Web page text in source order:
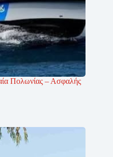
Πολωνίας – Ασφαλής